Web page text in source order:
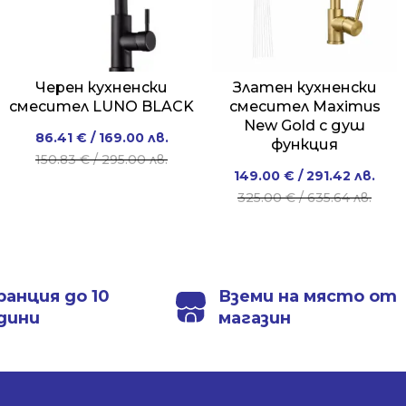
Черен кухненски
смесител LUNO BLACK
150.83€/ 295.00 лв.
Original
price
86.41 € / 169.00 лв.
Current
price
Златен кухненски
смесител Maximus
New Gold с душ
функция
325.00€/ 635.64 лв.
Original
price
149.00 € / 291.42 лв.
Current
price
до 10
Вземи на място от
магазин